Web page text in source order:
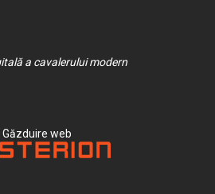
a cavalerului modern
Găzduire web